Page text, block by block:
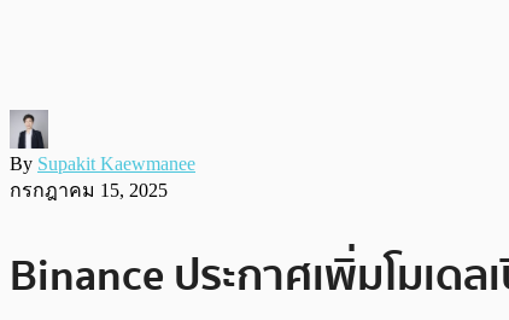
By Supakit Kaewmanee
กรกฎาคม 15, 2025
Binance ประกาศเพิ่มโมเด